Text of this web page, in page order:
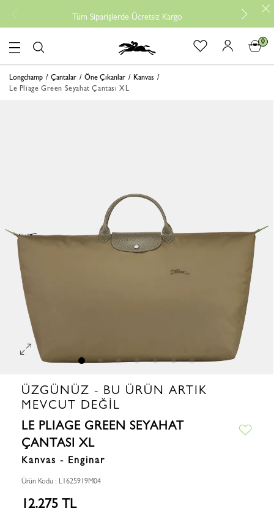
Tüm Siparişlerde Ücretsiz Kargo
0
Longchamp Çantalar Öne Çıkanlar
Kanvas
Le Pliage Green Seyahat Çantası XL
ÜZGÜNÜZ - BU ÜRÜN ARTIK
MEVCUT DEĞIL
LE PLIAGE GREEN SEYAHAT
ÇANTASI XL
Kanvas - Enginar
Ürün Kodu : L1625919M04
12.275 TL